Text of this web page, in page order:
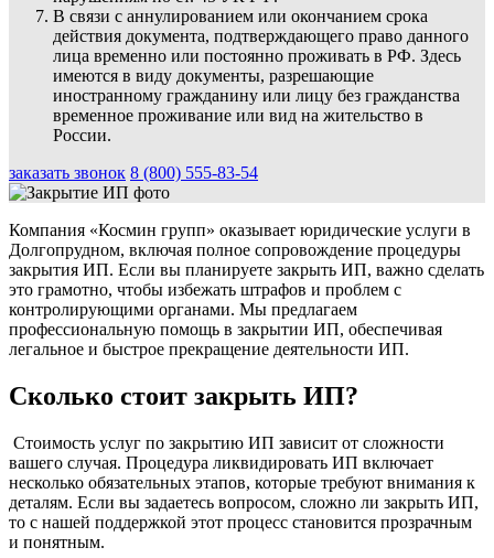
В связи с аннулированием или окончанием срока
действия документа, подтверждающего право данного
лица временно или постоянно проживать в РФ. Здесь
имеются в виду документы, разрешающие
иностранному гражданину или лицу без гражданства
временное проживание или вид на жительство в
России.
заказать звонок 8 (800) 555-83-54
Компания «Космин групп» оказывает юридические услуги в
Долгопрудном, включая полное сопровождение процедуры
закрытия ИП. Если вы планируете закрыть ИП, важно сделать
это грамотно, чтобы избежать штрафов и проблем с
контролирующими органами. Мы предлагаем
профессиональную помощь в закрытии ИП, обеспечивая
легальное и быстрое прекращение деятельности ИП.
Сколько стоит закрыть ИП?
Стоимость услуг по закрытию ИП зависит от сложности
вашего случая. Процедура ликвидировать ИП включает
несколько обязательных этапов, которые требуют внимания к
деталям. Если вы задаетесь вопросом, сложно ли закрыть ИП,
то с нашей поддержкой этот процесс становится прозрачным
и понятным.